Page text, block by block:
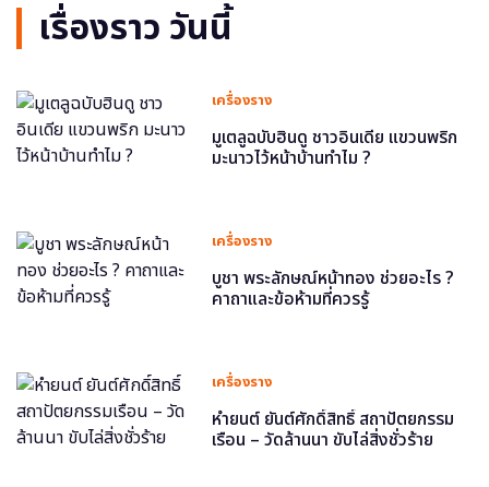
เรื่องราว วันนี้
เครื่องราง
มูเตลูฉบับฮินดู ชาวอินเดีย แขวนพริก
มะนาวไว้หน้าบ้านทำไม ?
เครื่องราง
บูชา พระลักษณ์หน้าทอง ช่วยอะไร ?
คาถาและข้อห้ามที่ควรรู้
เครื่องราง
หำยนต์ ยันต์ศักดิ์สิทธิ์ สถาปัตยกรรม
เรือน – วัดล้านนา ขับไล่สิ่งชั่วร้าย